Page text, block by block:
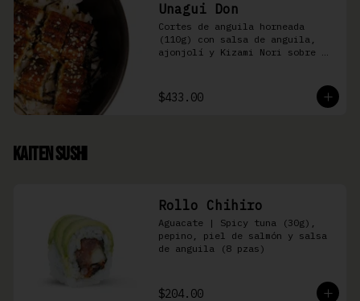
Unagui Don
Cortes de anguila horneada
(110g) con salsa de anguila,
ajonjolí y Kizami Nori sobre
$433.00
Kaiten Sushi
Rollo Chihiro
Aguacate | Spicy tuna (30g),
pepino, piel de salmón y salsa
de anguila (8 pzas)
$204.00